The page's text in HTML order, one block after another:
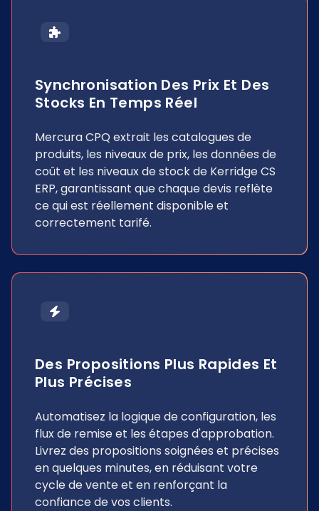
Synchronisation Des Prix Et Des
Stocks En Temps Réel
Mercura CPQ extrait les catalogues de
produits, les niveaux de prix, les données de
coût et les niveaux de stock de Kerridge CS
ERP, garantissant que chaque devis reflète
ce qui est réellement disponible et
correctement tarifé.
Des Propositions Plus Rapides Et
Plus Précises
Automatisez la logique de configuration, les
flux de remise et les étapes d'approbation.
Livrez des propositions soignées et précises
en quelques minutes, en réduisant votre
cycle de vente et en renforçant la
confiance de vos clients.